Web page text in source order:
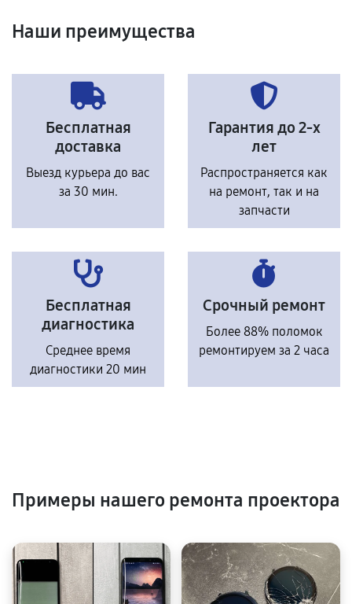
Наши преимущества
Бесплатная
доставка
Выезд курьера до вас
за 30 мин.
Гарантия до 2-х
лет
Распространяется как
на ремонт, так и на
запчасти
Бесплатная
диагностика
Среднее время
диагностики 20 мин
Срочный ремонт
Более 88% поломок
ремонтируем за 2 часа
Примеры нашего ремонта проектора